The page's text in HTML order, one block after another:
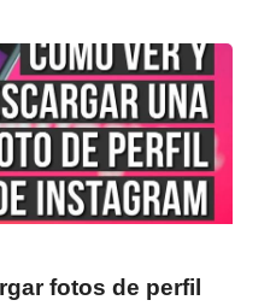
fotos de perfil